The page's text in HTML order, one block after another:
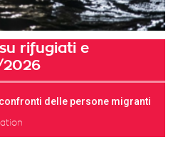
rifugiati e
2026
delle persone migranti